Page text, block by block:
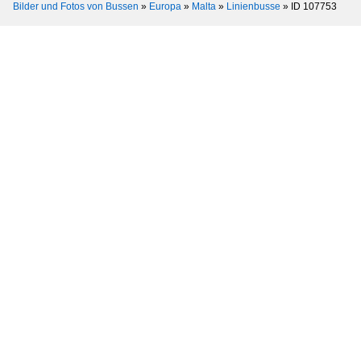
Bilder und Fotos von Bussen » Europa » Malta » Linienbusse » ID 107753